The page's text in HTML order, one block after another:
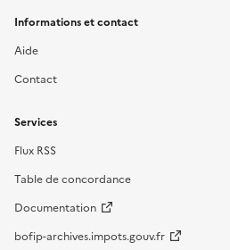
Informations et contact
Aide
Contact
Services
Flux RSS
Table de concordance
Documentation
bofip-archives.impots.gouv.fr